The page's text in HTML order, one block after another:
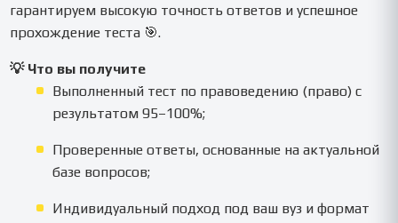
гарантируем высокую точность ответов и успешное
прохождение теста 🎯.
💡 Что вы получите
Выполненный тест по правоведению (право) с
результатом 95–100%;
Проверенные ответы, основанные на актуальной
базе вопросов;
Индивидуальный подход под ваш вуз и формат